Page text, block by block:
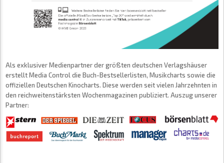
Als exklusiver Medienpartner der größten deutschen Verlagshäuser
erstellt Media Control die Buch-Bestsellerlisten, Musikcharts sowie die
offiziellen Deutschen Kinocharts. Diese werden seit vielen Jahrzehnten in
den reichweitenstärksten Wochenmagazinen publiziert. Auszug unserer
Partner: